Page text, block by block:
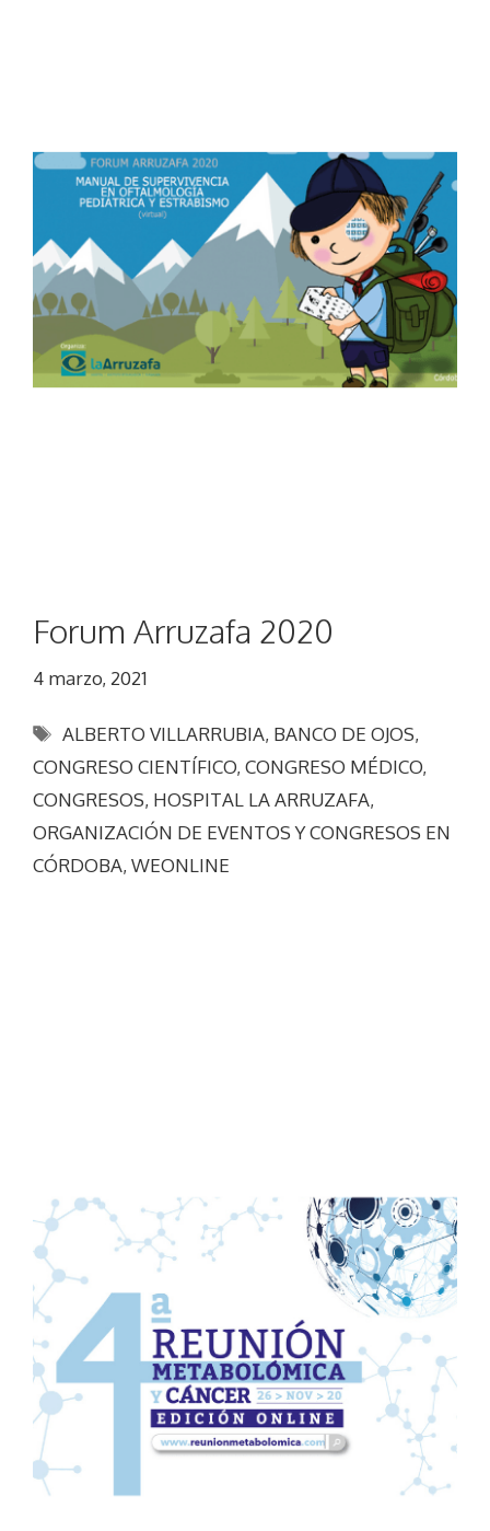
Forum Arruzafa 2020
4 marzo, 2021
Etiquetas
ALBERTO VILLARRUBIA, BANCO DE OJOS,
CONGRESO CIENTÍFICO, CONGRESO MÉDICO,
CONGRESOS, HOSPITAL LA ARRUZAFA,
ORGANIZACIÓN DE EVENTOS Y CONGRESOS EN
CÓRDOBA, WEONLINE